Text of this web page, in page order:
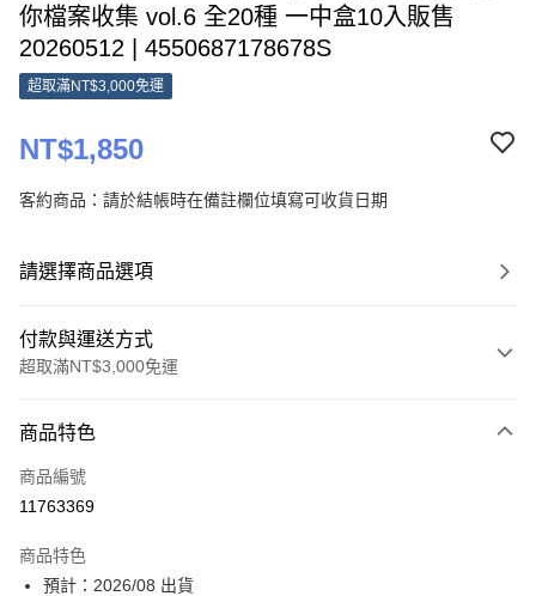
你檔案收集 vol.6 全20種 一中盒10入販售
20260512 | 4550687178678S
超取滿NT$3,000免運
NT$1,850
客約商品：請於結帳時在備註欄位填寫可收貨日期
請選擇商品選項
付款與運送方式
超取滿NT$3,000免運
信用卡一次付款
超商取貨付款
ATM付款
商品特色
商品編號
11763369
商品特色
預計：2026/08 出貨